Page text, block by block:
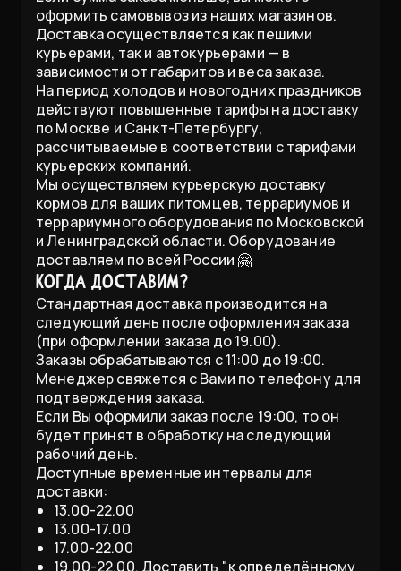
оформить самовывоз из наших магазинов.
Доставка осуществляется как пешими
курьерами, так и автокурьерами — в
зависимости от габаритов и веса заказа.
На период холодов и новогодних праздников
действуют повышенные тарифы на доставку
по Москве и Санкт-Петербургу,
рассчитываемые в соответствии с тарифами
курьерских компаний.
Мы осуществляем курьерскую доставку
кормов для ваших питомцев, террариумов и
террариумного оборудования по Московской
и Ленинградской области. Оборудование
доставляем по всей России 🤗
Когда доставим?
Стандартная доставка производится на
следующий день после оформления заказа
(при оформлении заказа до 19.00).
Заказы обрабатываются с 11:00 до 19:00.
Менеджер свяжется с Вами по телефону для
подтверждения заказа.
Если Вы оформили заказ после 19:00, то он
будет принят в обработку на следующий
рабочий день.
Доступные временные интервалы для
доставки:
13.00-22.00
13.00-17.00
17.00-22.00
19.00-22.00. Доставить "к определённому